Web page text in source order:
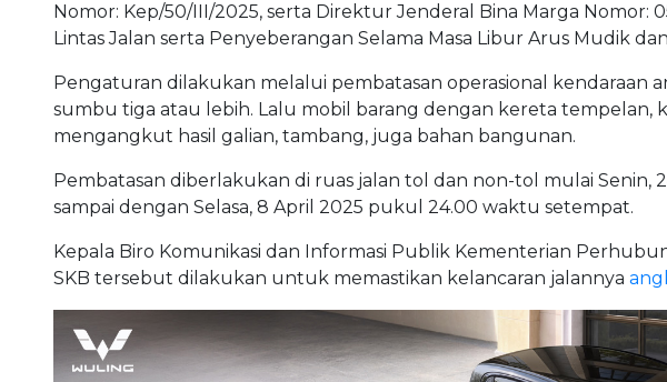
Nomor: Kep/50/III/2025, serta Direktur Jenderal Bina Marga
Lintas Jalan serta Penyeberangan Selama Masa Libur Arus Mudik
Pengaturan dilakukan melalui pembatasan operasional kendaraan
sumbu tiga atau lebih. Lalu mobil barang dengan kereta tempelan,
mengangkut hasil galian, tambang, juga bahan bangunan.
Pembatasan diberlakukan di ruas jalan tol dan non-tol mulai
sampai dengan Selasa, 8 April 2025 pukul 24.00 waktu setempat.
Kepala Biro Komunikasi dan Informasi Publik Kementerian
SKB tersebut dilakukan untuk memastikan kelancaran jalannya